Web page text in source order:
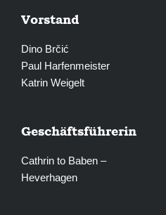
Vorstand
Dino Brčić
Paul Harfenmeister
Katrin Weigelt
Geschäftsführerin
Cathrin to Baben –
Heverhagen